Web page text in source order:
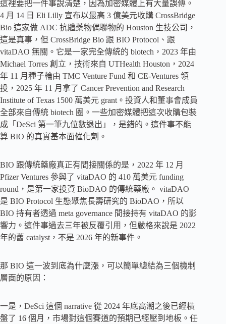
這裡要把一件事說清楚，因為加密媒體上有大量誤傳。
4 月 14 日 Eli Lilly 宣布以最高 3 億美元收購 CrossBridge
Bio 這家做 ADC 抗體藥物偶聯物的 Houston 生技公司，
這是真事，但 CrossBridge Bio 跟 BIO Protocol、跟
vitaDAO 無關。它是一家完全傳統的 biotech，2023 年由
Michael Torres 創立，技術來自 UTHealth Houston，2024
年 11 月種子輪由 TMC Venture Fund 和 CE-Ventures 領
投，2025 年 11 月拿了 Cancer Prevention and Research
Institute of Texas 1500 萬美元 grant。投資人和董事會成員
全部來自傳統 biotech 圈。一些加密媒體把這次收購包裝
成「DeSci 第一筆九位數退出」，是錯的。這件事不能
算 BIO 的真實基本面催化劑。
BIO 跟傳統藥廠真正有間接關係的是，2022 年 12 月
Pfizer Ventures 參與了 vitaDAO 的 410 萬美元 funding
round，是第一家投資 BioDAO 的傳統藥廠。 vitaDAO
是 BIO Protocol 生態聚焦長壽研究的 BioDAO，所以
BIO 持有者透過 meta governance 間接持有 vitaDAO 的影
響力。這件事過去三年被反覆引用，但嚴格來說是 2022
年的舊 catalyst，不是 2026 年的新事件。
那 BIO 這一波到底為什麼漲，可以簡單總結為三個機制
層面的原因：
一是，DeSci 這個 narrative 從 2024 年底高潮之後已經橫
盤了 16 個月，市場對這個賽道的預期已經壓到地板。任